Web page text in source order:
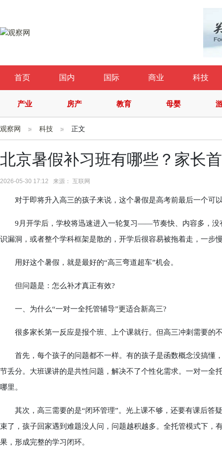
首页 国内 国际 商业 科技
产业 房产 教育 母婴
观察网 科技 正文
北京暑假补习班有哪些？家长
2026-05-30 17:12 来源： 互联网
对于即将升入高三的孩子来说，这个暑假是高考前最后一个可
9月开学后，学校将迅速进入一轮复习——节奏快、内容多，没
识漏洞，或者整个学科框架是散的，开学后很容易被拖着走，一步
用好这个暑假，就是最好的“高三弯道超车”机会。
但问题是：怎么补才真正有效?
一、为什么“一对一全托管辅导”更适合新高三?
很多家长第一反应是报个班、上个课就行。但高三冲刺需要的不
首先，每个孩子的问题都不一样。有的孩子是函数概念没搞懂
节丢分。大班课讲的是共性问题，解决不了个性化需求。一对一全
哪里。
其次，高三需要的是“闭环管理”。光上课不够，还要有课后答
束了，孩子回家遇到难题没人问，问题越积越多。全托管模式下，
果，形成完整的学习闭环。